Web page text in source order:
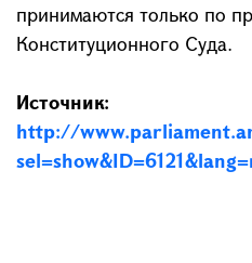
принимаются только по
Конституционного Суда.
Источник:
http://